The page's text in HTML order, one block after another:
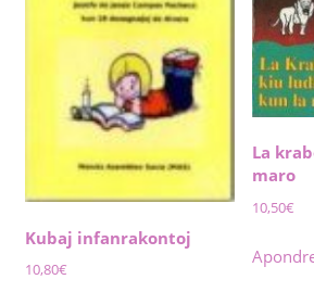
Kubaj infanrakontoj
10,80€
La
maro
10,50€